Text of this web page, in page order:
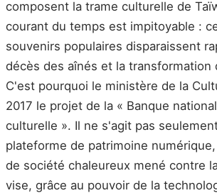
composent la trame culturelle de
courant du temps est impitoyable :
souvenirs populaires disparaissent
décès des aînés et la transformation
C'est pourquoi le ministère de la
2017 le projet de la « Banque
culturelle ». Il ne s'agit pas
plateforme de patrimoine
de société chaleureux mené contre
vise, grâce au pouvoir de la